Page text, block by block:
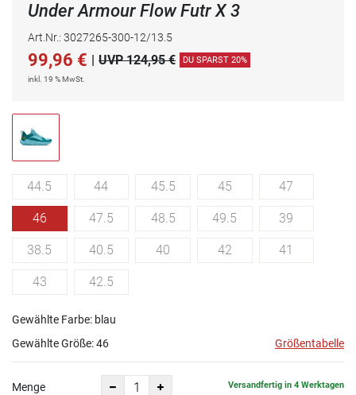
Under Armour Flow Futr X 3
Art.Nr.: 3027265-300-12/13.5
99,96 € | UVP 124,95 € DU SPARST 20%
inkl. 19 % MwSt.
44.5 44 45.5 45 47
46 47.5 48.5 49.5 39
38.5 40.5 40 42 41
43 42.5
Gewählte Farbe: blau
Gewählte Größe:46 Größentabelle
Menge Versandfertig in 4 Werktagen